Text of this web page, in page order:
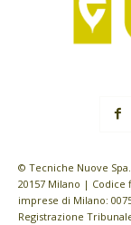
© Tecniche Nuove
20157 Milano | Codice
imprese di Milano:
Registrazione